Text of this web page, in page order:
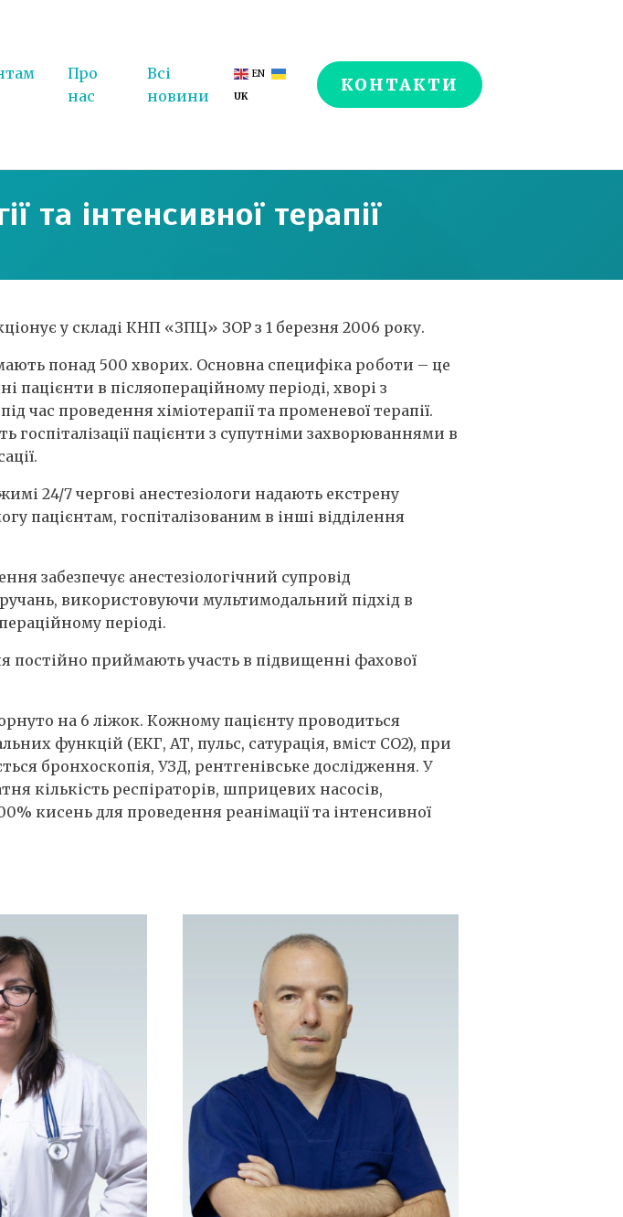
Про
нас
Всі
новини
EN
UK
КОНТАКТИ
та інтенсивної терапії
у складі КНП «ЗПЦ» ЗОР з 1 березня 2006 року.
понад 500 хворих. Основна специфіка роботи – це
пацієнти в післяопераційному періоді, хворі з
час проведення хіміотерапії та променевої терапії.
госпіталізації пацієнти з супутніми захворюваннями в
24/7 чергові анестезіологи надають екстрену
пацієнтам, госпіталізованим в інші відділення
забезпечує анестезіологічний супровід
використовуючи мультимодальний підхід в
періоді.
постійно приймають участь в підвищенні фахової
на 6 ліжок. Кожному пацієнту проводиться
функцій (ЕКГ, АТ, пульс, сатурація, вміст СО2), при
бронхоскопія, УЗД, рентгенівське дослідження. У
кількість респіраторів, шприцевих насосів,
кисень для проведення реанімації та інтенсивної